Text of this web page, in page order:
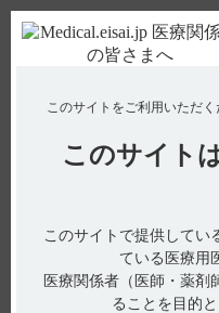
使用期限検索
No : 3121
【メチコバール・
電子添文には、保管方法
このサイトをご利用いただく
このサイト
このサイトで提供してい
ている医療用
医療関係者（医師・薬剤
ることを目的